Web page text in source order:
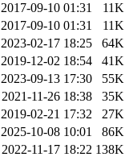
2017-09-10 01:31
11K
2017-09-10 01:31
11K
2023-02-17 18:25
64K
2019-12-02 18:54
41K
2023-09-13 17:30
55K
2021-11-26 18:38
35K
2019-02-21 17:32
27K
2025-10-08 10:01
86K
2022-11-17 18:22 138K